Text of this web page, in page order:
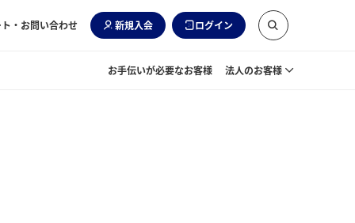
・お問い合わせ 新規入会 ログイン
お手伝いが必要なお客様 法人のお客様